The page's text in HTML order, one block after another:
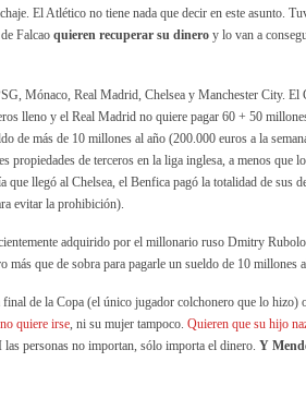
El Atlético no tiene nada que decir en este asunto.
Falcao quieren recuperar su dinero y lo van a
Mónaco, Real Madrid, Chelsea y Manchester City. El
lleno y el Real Madrid no quiere pagar 60 + 50
de más de 10 millones al año (200.000 euros a la
de terceros en la liga inglesa, a menos que
llegó al Chelsea, el Benfica pagó la totalidad de sus
evitar la prohibición).
adquirido por el millonario ruso Dmitry
que de sobra para pagarle un sueldo de 10 millones
de la Copa (el único jugador colchonero que lo hizo)
quiere irse, ni su mujer tampoco. Quieren que su hijo
personas no importan, sólo importa el dinero. Y